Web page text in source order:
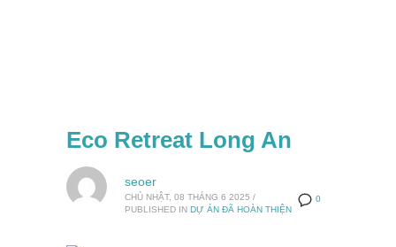
Eco Retreat Long An
0
seoer
CHỦ NHẬT, 08 THÁNG 6 2025 /
PUBLISHED IN DỰ ÁN ĐÃ HOÀN THIỆN